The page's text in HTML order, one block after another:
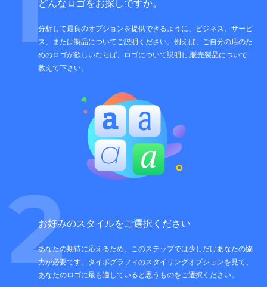
どんなロゴをお探しですか。
分析して最良のオプションを提供できるように、ビジネス、サービ
ス、または製品についてご説明ください。例えば、ご自分の店のた
めのロゴが欲しいならば、ロゴについて説明し,販売製品について
教えて下さい。
2お好みのスタイルをご選択ください
あなたの期待に応えるため、このステップでは少しだけあなたの協
力が必要です。タイポグラフィのスタイリングオプションを見て、
あなたのロゴに最も適していると思うものをご選択ください。